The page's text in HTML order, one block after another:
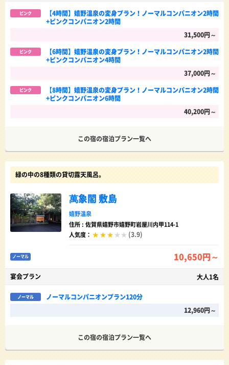
ピンク
【4時間】嬉野温泉の変身プラン！ノーマルコンパニオン2時間
+ピンクコンパニオン2時間
31,500円～
ピンク
【6時間】嬉野温泉の変身プラン！ノーマルコンパニオン2時間
+ピンクコンパニオン4時間
37,000円～
ピンク
【8時間】嬉野温泉の変身プラン！ノーマルコンパニオン2時間
+ピンクコンパニオン6時間
40,200円～
この宿の宿泊プラン一覧へ
緑の中の8種類の貸切露天風呂。
萬象閣 敷島
嬉野温泉
住所 : 佐賀県嬉野市嬉野町岩屋川内甲114-1
人気度：
(3.9)
ノーマル 10,650円～
宴会プラン 大人1名
ノーマル
ノーマルコンパニオンプラン120分
12,960円～
この宿の宿泊プラン一覧へ